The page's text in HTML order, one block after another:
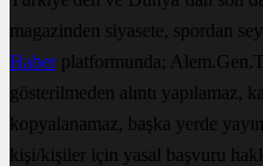
magazinden siyasete, spordan
Haberplatformunda;
gösterilmeden alıntı yapılamaz,
kopyalanamaz, başka yerde
kişi/kişiler için yasal başvuru